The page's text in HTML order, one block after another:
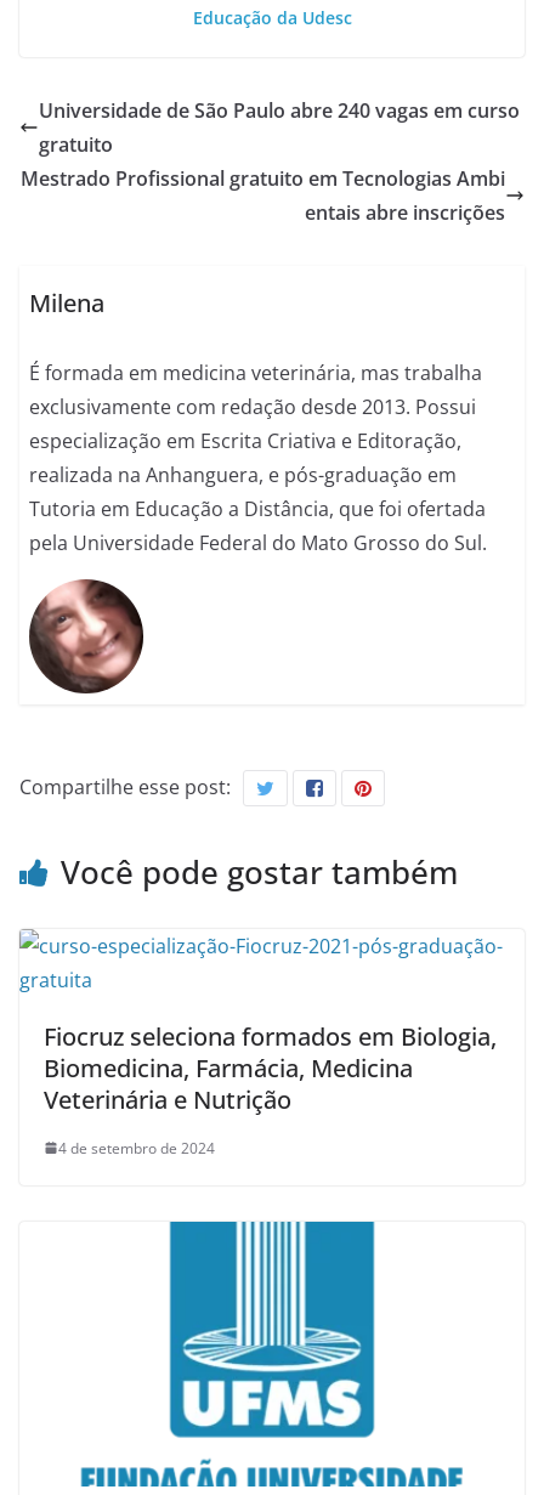
Educação da Udesc
Universidade de São Paulo abre 240 vagas em curso
gratuito
Mestrado Profissional gratuito em Tecnologias Ambi
entais abre inscrições
Milena
É formada em medicina veterinária, mas trabalha
exclusivamente com redação desde 2013. Possui
especialização em Escrita Criativa e Editoração,
realizada na Anhanguera, e pós-graduação em
Tutoria em Educação a Distância, que foi ofertada
pela Universidade Federal do Mato Grosso do Sul.
Compartilhe esse post:
Você pode gostar também
Fiocruz seleciona formados em Biologia,
Biomedicina, Farmácia, Medicina
Veterinária e Nutrição
4 de setembro de 2024